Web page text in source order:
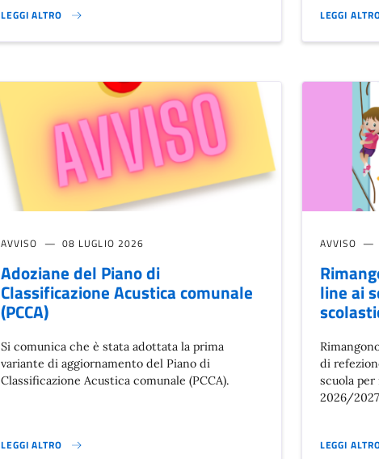
LEGGI ALTRO
ZANZARE, LA PREVENZIONE PARTE DAI COMPORTAMENTI QUOTIDIANI}
LEGGI
MODIFICHE
AVVISO 08 LUGLIO 2026
Adoziane del Piano di
Classificazione Acustica comunale
(PCCA)
Si comunica che è stata adottata la prima
variante di aggiornamento del Piano di
Classificazione Acustica comunale (PCCA).
LEGGI ALTRO
ADOZIANE DEL PIANO DI CLASSIFICAZIONE ACUSTICA COMUNALE (PCCA)}
AVVISO
line ai
di
scuola
2026/
LEGGI